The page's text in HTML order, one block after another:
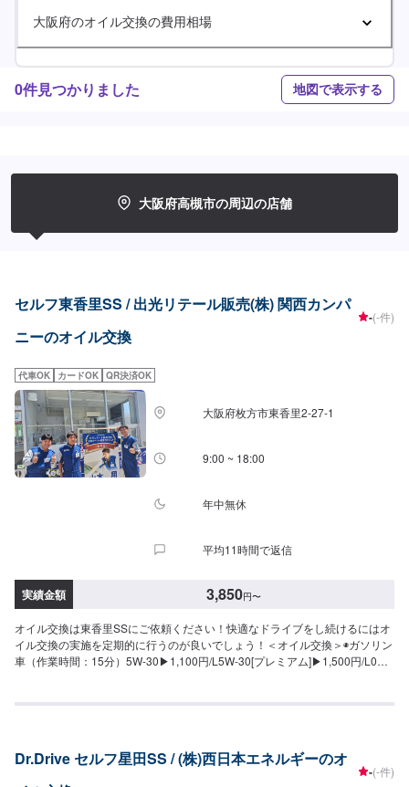
大阪府のオイル交換の費用相場
0件見つかりました 地図で表示する
大阪府高槻市の周辺の店舗
セルフ東香里SS / 出光リテール販売(株) 関西カンパ
ニーのオイル交換
-(-件)
代車OK カードOK QR決済OK
大阪府枚方市東香里2-27-1
9:00 ~ 18:00
年中無休
平均11時間で返信
実績金額 3,850円〜
オイル交換は東香里SSにご依頼ください！快適なドライブをし続けるにはオ
イル交換の実施を定期的に行うのが良いでしょう！＜オイル交換＞◉ガソリン
車（作業時間：15分）5W-30▶︎1,100円/L5W-30[プレミアム]▶︎1,500円/L0W-
円】かかります。
Dr.Drive セルフ星田SS / (株)西日本エネルギーのオ
-(-件)